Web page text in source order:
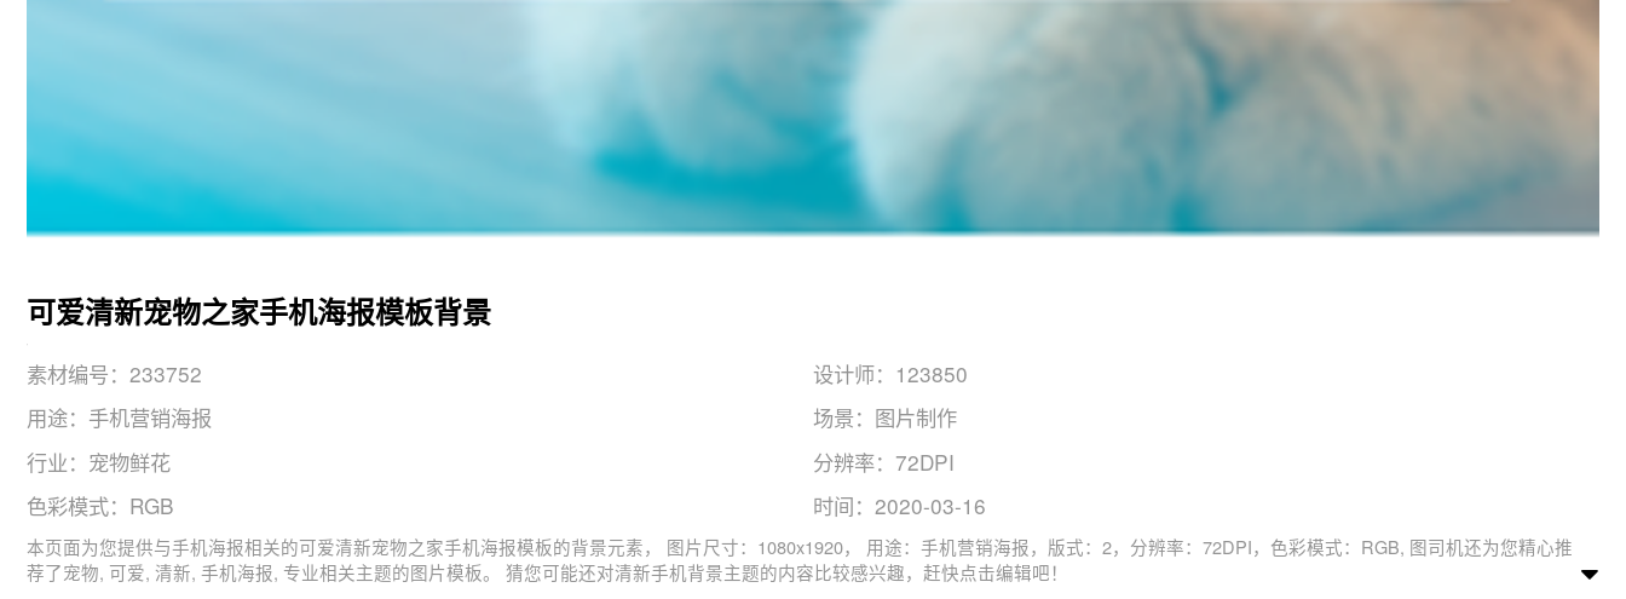
可爱清新宠物之家手机海报模板背景
素材编号：233752
设计师：123850
用途：手机营销海报
场景：图片制作
行业：宠物鲜花
分辨率：72DPI
色彩模式：RGB
时间：2020-03-16
本页面为您提供与手机海报相关的可爱清新宠物之家手机海报模板的背景元素， 图片尺寸：1080x1920， 用途：手机营销海报，版式：2，分辨率：72DPI，色彩模式：RGB, 图司机还为您精心推
荐了宠物, 可爱, 清新, 手机海报, 专业相关主题的图片模板。 猜您可能还对清新手机背景主题的内容比较感兴趣，赶快点击编辑吧！